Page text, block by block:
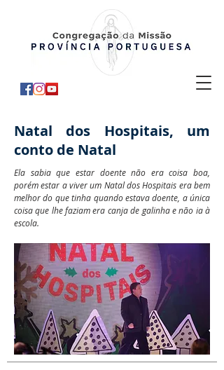
Natal dos Hospitais, um
conto de Natal
Ela sabia que estar doente não era coisa boa,
porém estar a viver um Natal dos Hospitais era bem
melhor do que tinha quando estava doente, a única
coisa que lhe faziam era canja de galinha e não ia à
escola.